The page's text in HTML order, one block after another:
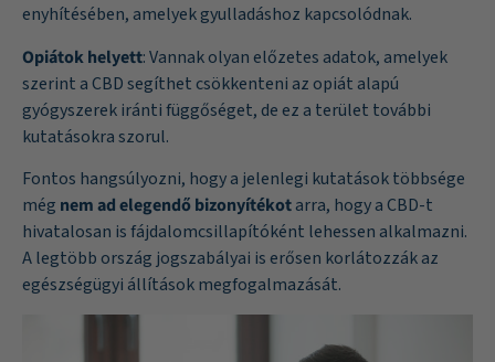
enyhítésében, amelyek gyulladáshoz kapcsolódnak.
Opiátok helyett: Vannak olyan előzetes adatok, amelyek
szerint a CBD segíthet csökkenteni az opiát alapú
gyógyszerek iránti függőséget, de ez a terület további
kutatásokra szorul.
Fontos hangsúlyozni, hogy a jelenlegi kutatások többsége
még nem ad elegendő bizonyítékotarra, hogy a CBD-t
hivatalosan is fájdalomcsillapítóként lehessen alkalmazni.
A legtöbb ország jogszabályai is erősen korlátozzák az
egészségügyi állítások megfogalmazását.